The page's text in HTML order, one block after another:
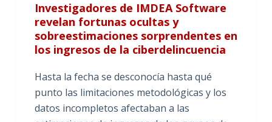
Investigadores de IMDEA Software
revelan fortunas ocultas y
sobreestimaciones sorprendentes en
los ingresos de la ciberdelincuencia
Hasta la fecha se desconocía hasta qué
punto las limitaciones metodológicas y los
datos incompletos afectaban a las